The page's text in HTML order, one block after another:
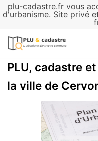
plu-cadastre.fr vous
d'urbanisme. Site privé
Aller
contenu
PLU, cadastre
la ville de